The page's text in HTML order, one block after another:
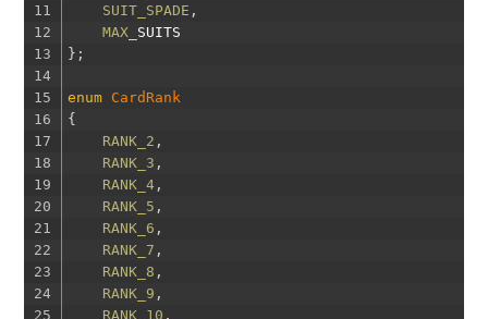
11
12
13
14
15
16
17
18
19
20
21
22
23
24
25
SUIT_SPADE ,
MAX SUITS
} ;
enum CardRank
{
RANK_2 ,
RANK_3 ,
RANK_4 ,
RANK_5 ,
RANK_6 ,
RANK_7 ,
RANK_8 ,
RANK_9 ,
RANK_10 ,